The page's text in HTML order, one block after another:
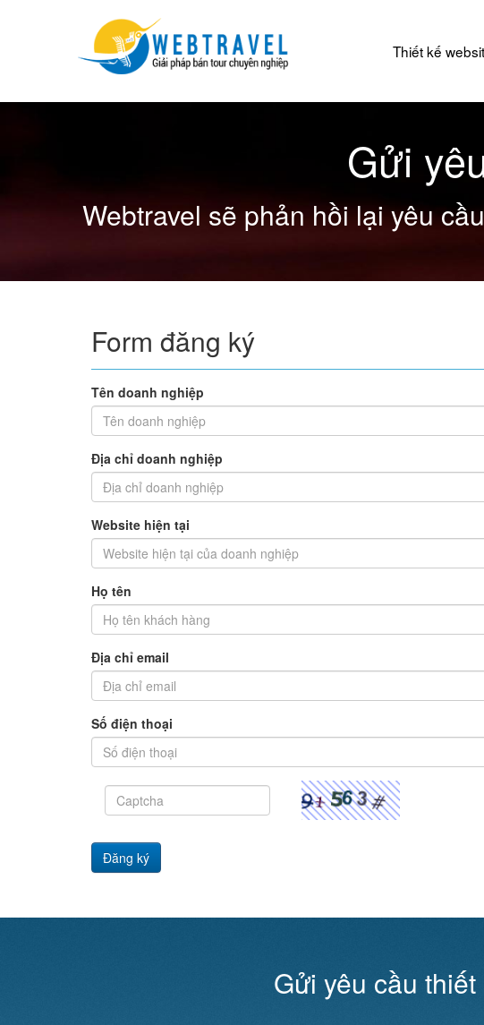
Thiết kế
Gửi
Webtravel sẽ phản hồi lại yêu
Form đăng ký
Tên doanh nghiệp
Địa chỉ doanh nghiệp
Website hiện tại
Họ tên
Địa chỉ email
Số điện thoại
Đăng ký
Gửi yêu cầu